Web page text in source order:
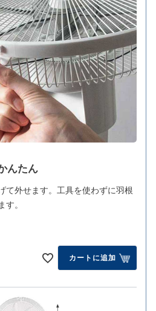
んたん
て外せます。工具を使わずに羽根
す。
カートに追加